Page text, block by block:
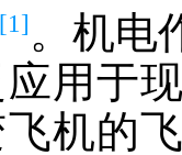
[1] 。机电
用于
机的